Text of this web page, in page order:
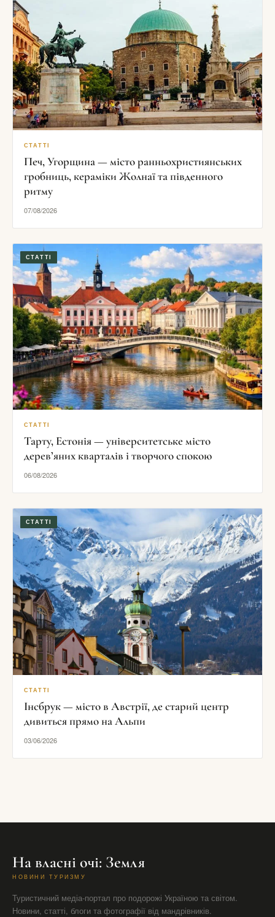
СТАТТІ
Печ, Угорщина — місто ранньохристиянських
гробниць, кераміки Жолнаї та південного
ритму
07/08/2026
СТАТТІ
СТАТТІ
Тарту, Естонія — університетське місто
дерев’яних кварталів і творчого спокою
06/08/2026
СТАТТІ
СТАТТІ
Інсбрук — місто в Австрії, де старий центр
дивиться прямо на Альпи
03/06/2026
На власні очі: Земля
НОВИНИ ТУРИЗМУ
Туристичний медіа-портал про подорожі Україною та світом.
Новини, статті, блоги та фотографії від мандрівників.